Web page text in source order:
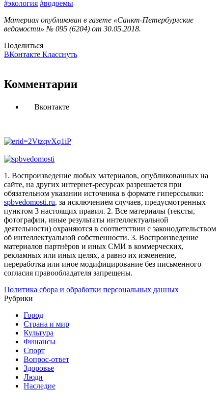
#экология #водоемы
Материал опубликован в газете «Санкт-Петербургские
ведомости» № 095 (6204) от 30.05.2018.
Поделиться
ВКонтакте Класснуть
Комментарии
Вконтакте
1. Воспроизведение любых материалов, опубликованных на
сайте, на других интернет-ресурсах разрешается при
обязательном указании источника в формате гиперссылки:
spbvedomosti.ru, за исключением случаев, предусмотренных
пунктом 3 настоящих правил. 2. Все материалы (тексты,
фотографии, иные результаты интеллектуальной
деятельности) охраняются в соответствии с законодательством
об интеллектуальной собственности. 3. Воспроизведение
материалов партнёров и иных СМИ в коммерческих,
рекламных или иных целях, а равно их изменение,
переработка или иное модифицирование без письменного
согласия правообладателя запрещены.
Политика сбора и обработки персональных данных
Рубрики
Город
Страна и мир
Культура
Финансы
Спорт
Вопрос-ответ
Здоровье
Люди
Наследие